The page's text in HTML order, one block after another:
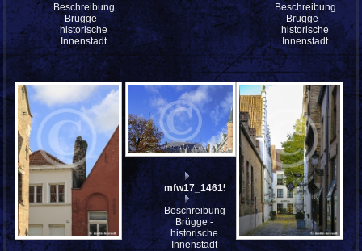
Beschreibung:
Brügge -
historische
Innenstadt
Beschreibung:
Brügge -
historische
Innenstadt
mfw17_146157st
Beschreibung:
Brügge -
historische
Innenstadt